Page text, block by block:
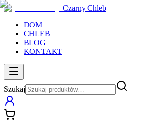
Czarny Chleb
DOM
CHLEB
BLOG
KONTAKT
Szukaj